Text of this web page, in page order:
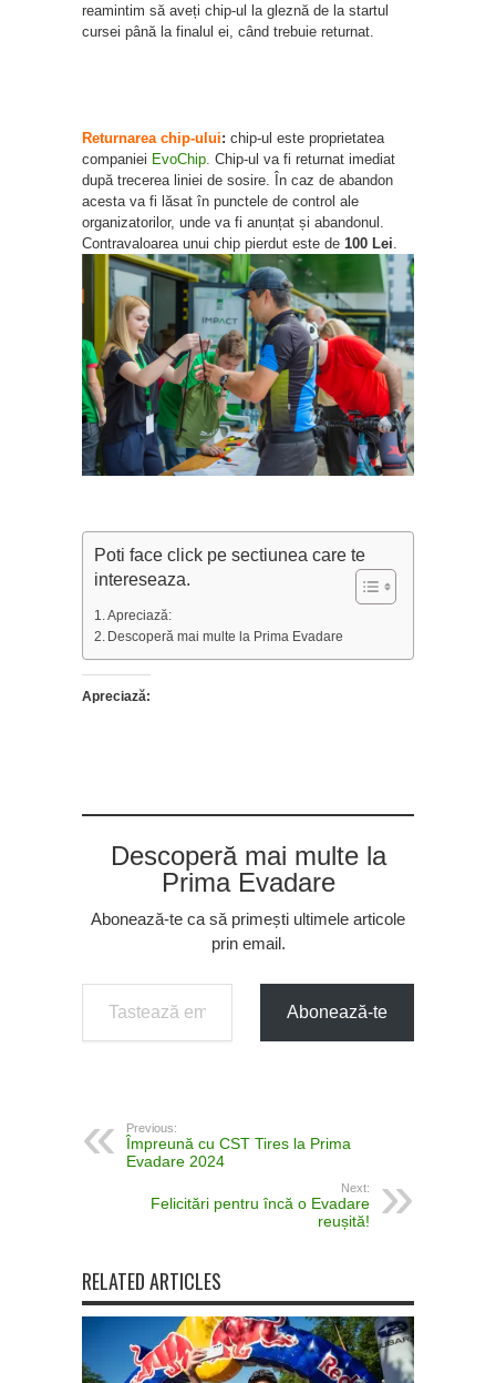
reamintim să aveți chip-ul la gleznă de la startul
cursei până la finalul ei, când trebuie returnat.
Returnarea chip-ului: chip-ul este proprietatea
companiei EvoChip. Chip-ul va fi returnat imediat
după trecerea liniei de sosire. În caz de abandon
acesta va fi lăsat în punctele de control ale
organizatorilor, unde va fi anunțat și abandonul.
Contravaloarea unui chip pierdut este de 100 Lei
Poti face click pe sectiunea care te
intereseaza.
Apreciază:
Descoperă mai multe la Prima Evadare
Apreciază:
Descoperă mai multe la
Prima Evadare
Abonează-te ca să primești ultimele articole
prin email.
Tastează emailul tău...
Abonează-te
Previous:
Împreună cu CST Tires la Prima
Evadare 2024
Next:
Felicitări pentru încă o Evadare
reușită!
RELATED ARTICLES